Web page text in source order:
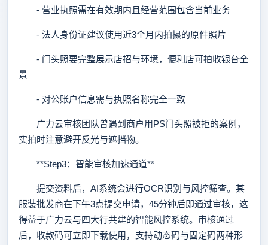
- 营业执照需在有效期内且经营范围包含当前业务
- 法人身份证建议使用近3个月内拍摄的原件照片
- 门头照要完整展示店招与环境，便利店可拍收银台全
景
- 对公账户信息需与执照名称完全一致
广力云审核团队曾遇到商户用PS门头照被拒的案例，
实拍时注意避开反光与遮挡物。
**Step3：智能审核加速通道**
提交资料后，AI系统会进行OCR识别与风控筛查。某
服装批发商在下午3点提交申请，45分钟后即通过审核，这
得益于广力云与四大行共建的智能风控系统。审核通过
后，收款码可立即下载使用，支持动态码与固定码两种形